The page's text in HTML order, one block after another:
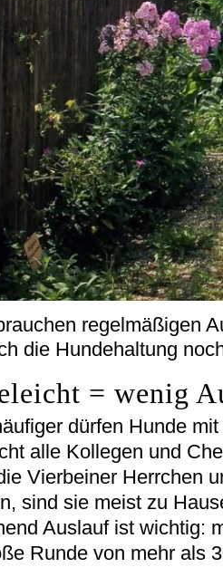
regelmäßigen
die Hundehaltung
= wenig
dürfen Hunde
alle Kollegen und
Vierbeiner Herrchen
sind sie meist zu
Auslauf ist wichtig:
Runde von mehr als